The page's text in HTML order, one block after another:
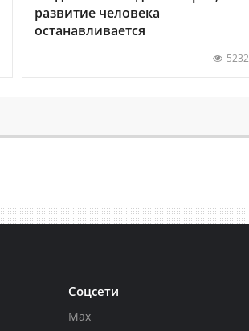
развитие человека
останавливается
5232
Соцсети
Max